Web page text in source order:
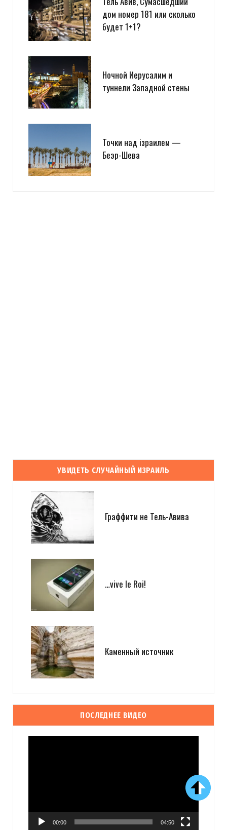
дом номер 181 или сколько
будет 1+1?
Ночной Иерусалим и
туннели Западной стены
Точки над iзраилем —
Беэр-Шева
УВИДЕТЬ СЛУЧАЙНЫЙ ИЗРАИЛЬ
Граффити не Тель-Авива
…vive le Roi!
Каменный источник
ПОСЛЕДНЕЕ ВИДЕО
00:00 04:50